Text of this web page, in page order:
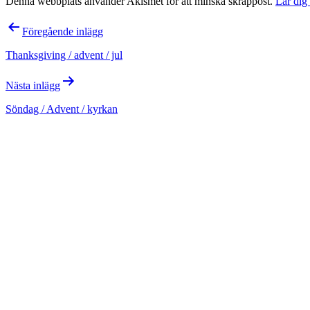
Inläggsnavigering
Föregående inlägg
Thanksgiving / advent / jul
Nästa inlägg
Söndag / Advent / kyrkan